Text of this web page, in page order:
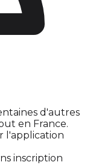
d'autres
en France.
l'application
inscription